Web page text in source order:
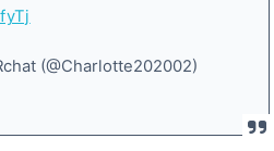
(@Charlotte202002)